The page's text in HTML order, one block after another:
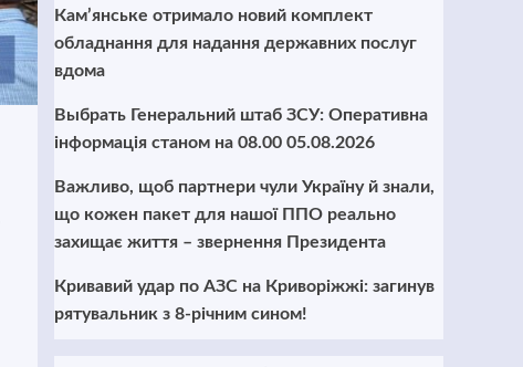
Кам’янське отримало новий комплект
обладнання для надання державних послуг
вдома
Выбрать Генеральний штаб ЗСУ: Оперативна
інформація станом на 08.00 05.08.2026
Важливо, щоб партнери чули Україну й знали,
що кожен пакет для нашої ППО реально
захищає життя – звернення Президента
Кривавий удар по АЗС на Криворіжжі: загинув
рятувальник з 8-річним сином!